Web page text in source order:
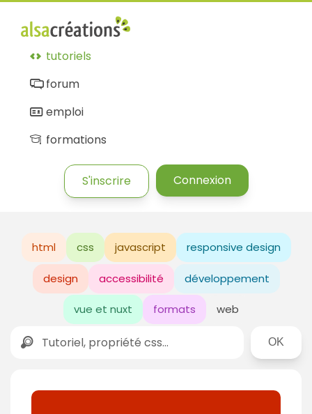
tutoriels
forum
emploi
formations
S'inscrire Connexion
html css javascript responsive design
design accessibilité développement
vue et nuxt formats web
Rechercher